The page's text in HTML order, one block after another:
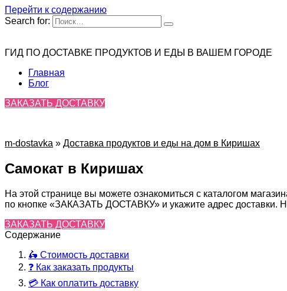
Перейти к содержанию
Search for:
ГИД ПО ДОСТАВКЕ ПРОДУКТОВ И ЕДЫ В ВАШЕМ ГОРОДЕ
Главная
Блог
ЗАКАЗАТЬ ДОСТАВКУ
m-dostavka » Доставка продуктов и еды на дом в Киришах
Самокат в Киришах
На этой странице вы можете ознакомиться с каталогом
по кнопке «ЗАКАЗАТЬ ДОСТАВКУ» и укажите адрес доставки.
ЗАКАЗАТЬ ДОСТАВКУ
Содержание
🛵 Стоимость доставки
❓ Как заказать продукты
💳 Как оплатить доставку